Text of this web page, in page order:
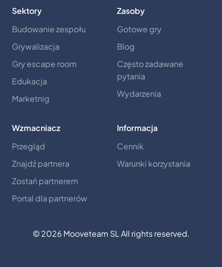
Sektory
Budowanie zespołu
Grywalizacja
Gry escape room
Edukacja
Marketnig
Zasoby
Gotowe gry
Blog
Często zadawane
pytania
Wydarzenia
Wzmacniacz
Przegląd
Znajdź partnera
Zostań partnerem
Portal dla partnerów
Informacja
Cennik
Warunki korzystania
©2026 Mooveteam SL All rights reserved.